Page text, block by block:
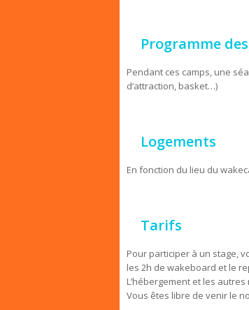
Programme
Pendant ces camps, une
d’attraction, basket…)
Logements
En fonction du lieu du
Tarifs
Pour participer à un stage,
les 2h de wakeboard et le
L’hébergement et les
Vous êtes libre de venir le